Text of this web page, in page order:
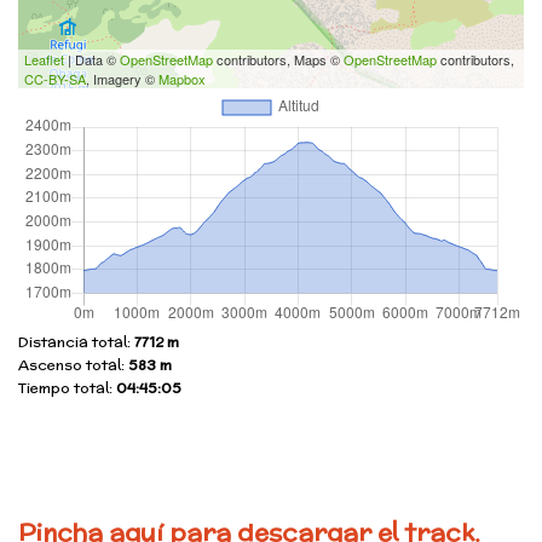
Leaflet| Data ©OpenStreetMapcontributors, Maps ©OpenStreetMapcontributors,
CC-BY-SA, Imagery ©Mapbox
Distancia total:7712 m
Ascenso total:583 m
Tiempo total:04:45:05
Pincha aquí para descargar el track.